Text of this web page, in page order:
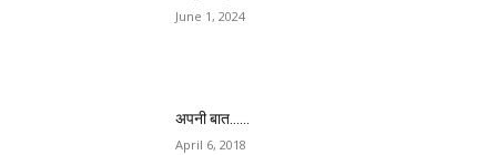
June 1, 2024
अपनी बात……
April 6, 2018